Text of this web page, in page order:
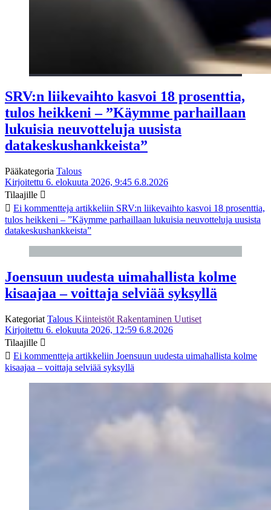
SRV:n liikevaihto kasvoi 18 prosenttia,
tulos heikkeni – ”Käymme parhaillaan
lukuisia neuvotteluja uusista
datakeskushankkeista”
Pääkategoria Talous
Kirjoitettu 6. elokuuta 2026, 9:45 6.8.2026
Tilaajille
Ei kommentteja artikkeliin SRV:n liikevaihto kasvoi 18 prosenttia,
tulos heikkeni – ”Käymme parhaillaan lukuisia neuvotteluja uusista
datakeskushankkeista”
Joensuun uudesta uimahallista kolme
kisaajaa – voittaja selviää syksyllä
Kategoriat Talous Kiinteistöt Rakentaminen Uutiset
Kirjoitettu 6. elokuuta 2026, 12:59 6.8.2026
Tilaajille
Ei kommentteja artikkeliin Joensuun uudesta uimahallista kolme
kisaajaa – voittaja selviää syksyllä